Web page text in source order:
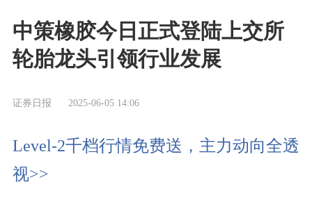
中策橡胶今日正式登陆上交所
轮胎龙头引领行业发展
证券日报 2025-06-05 14:06
Level-2千档行情免费送，主力动向全透
视>>